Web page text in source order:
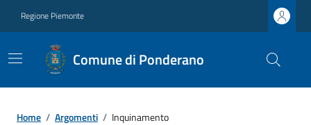
Regione Piemonte
Comune di Ponderano
Home / Argomenti / Inquinamento